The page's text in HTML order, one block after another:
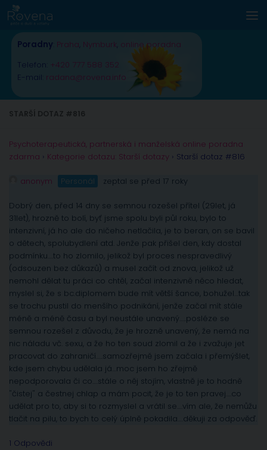
Skip to content
Poradny Praha Nymburk online poradna
Telefon: +420 777 588 352
E-mail: radana@rovena.info
Psychoterapeutická, partnerská i manželská online poradna
zdarma › Kategorie dotazu: Starší dotazy › Starší dotaz #816
anonym Personál zeptal se před 17 roky
Dobrý den, před 14 dny se semnou rozešel přítel (29let, já
31let), hrozně to bolí, byť jsme spolu byli půl roku, bylo to
intenzivní, já ho ale do ničeho netlačila, je to beran, on se bavil
o dětech, spolubydlení atd. Jenže pak přišel den, kdy dostal
podmínku….to ho zlomilo, jelikož byl proces nespravedlivý
(odsouzen bez důkazů) a musel začít od znova, jelikož už
nemohl dělat tu práci co chtěl, začal intenzivně něco hledat,
myslel si, že s bc.diplomem bude mít větší šance, bohužel…tak
se trochu pustil do menšího podnikání, jenže začal mít stále
méně a méně času a byl neustále unavený…..posléze se
semnou rozešel z důvodu, že je hrozně unavený, že nemá na
nic náladu vč. sexu, a že ho ten soud zlomil a že i zvažuje jet
pracovat do zahraničí…..samozřejmě jsem začala i přemýšlet,
kde jsem chybu udělala já…moc jsem ho zřejmě
nepodporovala či co….stále o něj stojím, vlastně je to hodně
"čistej" a čestnej chlap a mám pocit, že je to ten pravej….co
udělat pro to, aby si to rozmyslel a vrátil se….vím ale, že nemůžu
tlačit na pilu, to bych to celý úplně pokadila….děkuji za odpověď.
1 Odpovědi